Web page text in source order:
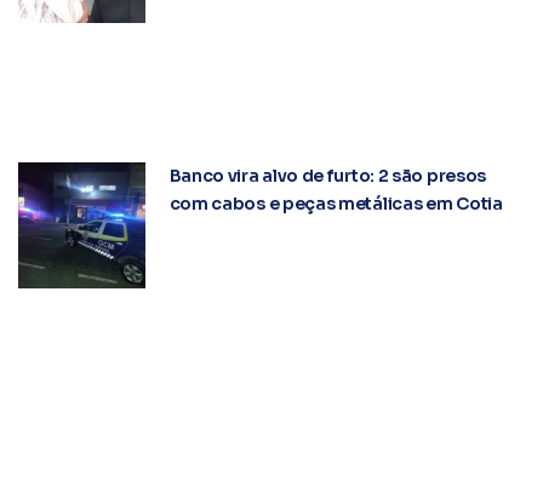
Banco vira alvo de furto: 2 são presos
com cabos e peças metálicas em Cotia